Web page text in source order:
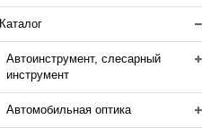
Каталог
Автоинструмент, слесарный
инструмент
Автомобильная оптика